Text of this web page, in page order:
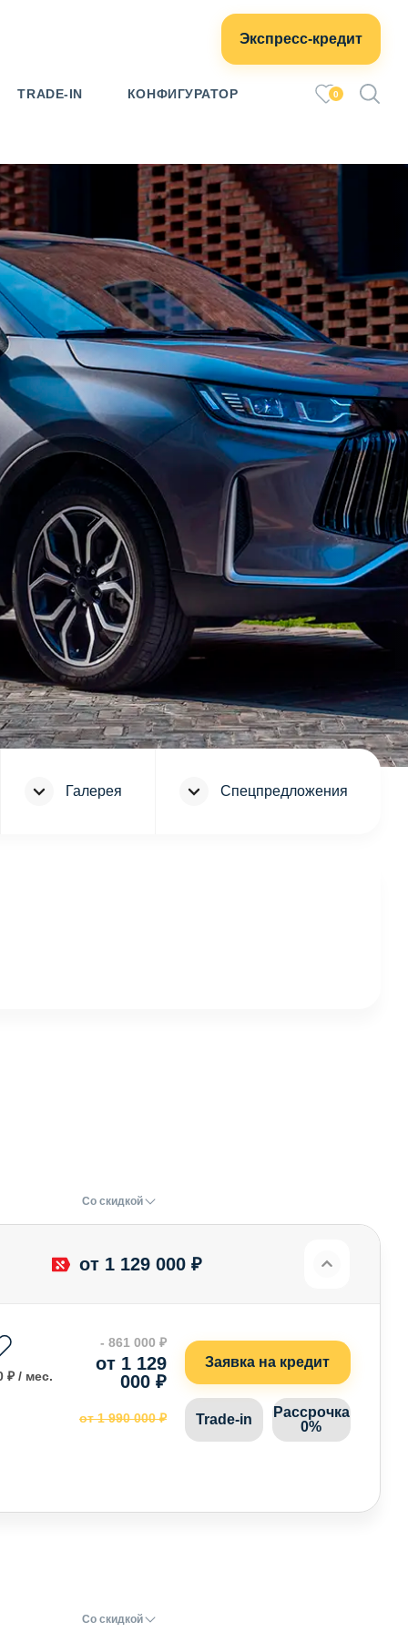
Экспресс-кредит
TRADE-IN КОНФИГУРАТОР 0
Галерея Спецпредложения
Со скидкой
от 1 129 000 ₽
₽ / мес.
- 861 000 ₽
от 1 129
000 ₽
от 1 990 000 ₽
Заявка на кредит
Trade-in
Рассрочка
0%
Со скидкой